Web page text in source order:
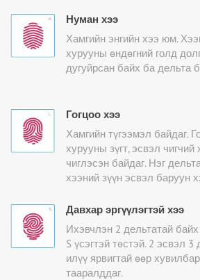
Нуман хээ
Хамгийн энгийн хээ юм.
хурууны өндөгний голд
дугуйрсан байх ба дельта
Гогцоо хээ
Хамгийн түгээмэл байдаг.
хурууны зүгт, эсвэл
чиглэсэн байдаг. Нэг
хээний зүүн эсвэл баруун
Давхар эргүүлэгтэй хээ
Ихэвчлэн 2 дельтатай байх
S үсэгтэй төстэй. 2 эсвэл 3
илүү ярвигтай өөр
тааралддаг.